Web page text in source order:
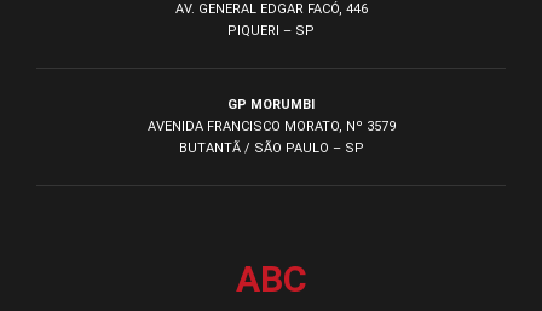
AV. GENERAL EDGAR FACÓ, 446
PIQUERI – SP
GP MORUMBI
AVENIDA FRANCISCO MORATO, Nº 3579
BUTANTÃ / SÃO PAULO – SP
ABC